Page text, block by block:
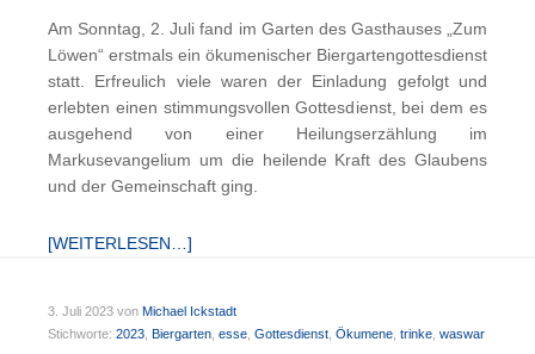
Am Sonntag, 2. Juli fand im Garten des Gasthauses „Zum
Löwen“ erstmals ein ökumenischer Biergartengottesdienst
statt. Erfreulich viele waren der Einladung gefolgt und
erlebten einen stimmungsvollen Gottesdienst, bei dem es
ausgehend von einer Heilungserzählung im
Markusevangelium um die heilende Kraft des Glaubens
und der Gemeinschaft ging.
[WEITERLESEN…]
3. Juli 2023 von Michael Ickstadt
Stichworte: 2023 Biergarten esse Gottesdienst Ökumene trinke waswar